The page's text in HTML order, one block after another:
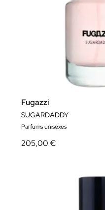
Fugazzi
SUGARDADDY
Parfums unisexes
205,00 €